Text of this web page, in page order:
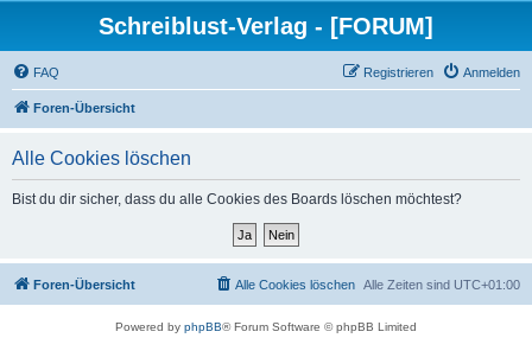
Schreiblust-Verlag - [FORUM]
FAQ Anmelden
Registrieren
Foren-Übersicht
Alle Cookies löschen
Bist du dir sicher, dass du alle Cookies des Boards löschen möchtest?
Foren-Übersicht Alle Zeiten sind UTC+01:00
Alle Cookies löschen
Powered by phpBB® Forum Software © phpBB Limited